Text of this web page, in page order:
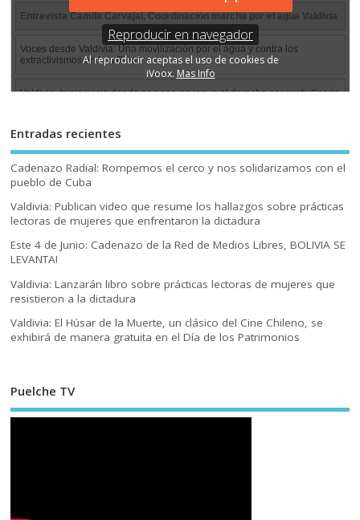
Entradas recientes
Cadenazo Radial: Rompemos el cerco y nos solidarizamos con el
pueblo de Cuba
Valdivia: Publican video que resume los hallazgos sobre prácticas
lectoras de mujeres que enfrentaron la dictadura
Este 4 de Junio: Cadenazo de la Red de Medios Libres, BOLIVIA SE
LEVANTA!
Valdivia: Lanzarán libro sobre prácticas lectoras de mujeres que
resistieron a la dictadura
Valdivia: El Húsar de la Muerte, un clásico del Cine Chileno, se
exhibirá de manera gratuita en el Día de los Patrimonios
Puelche TV